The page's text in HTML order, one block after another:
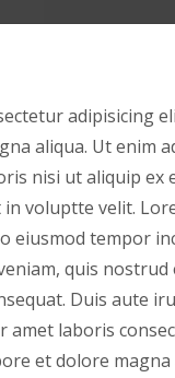
adipisicing
aliqua. Ut enim
nisi ut aliquip ex
voluptte velit.
eiusmod tempor
quis
Duis aute
laboris
et dolore magna